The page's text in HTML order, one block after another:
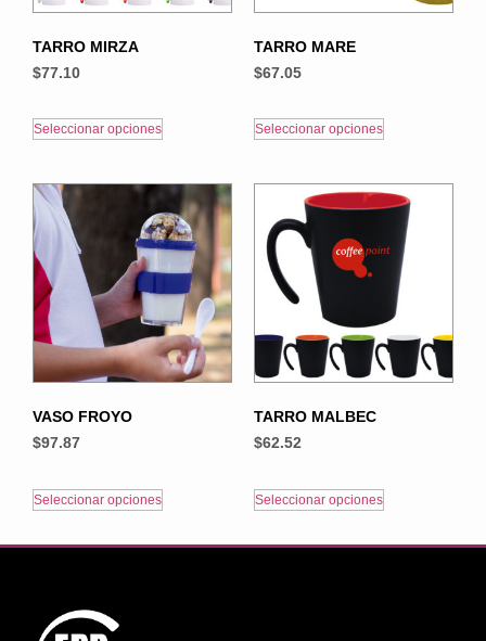
TARRO MIRZA
$77.10
Seleccionar opciones
TARRO MARE
$67.05
Seleccionar opciones
VASO FROYO
$97.87
Seleccionar opciones
TARRO MALBEC
$62.52
Seleccionar opciones